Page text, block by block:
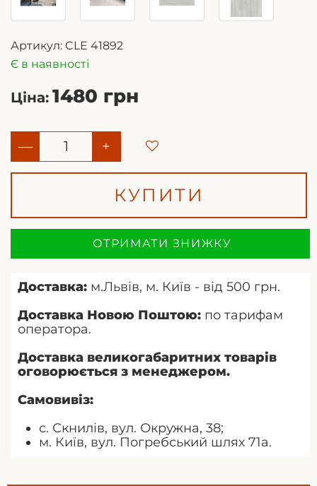
Артикул: CLE 41892
Є в наявності
Ціна: 1480 грн
— +
КУПИТИ
ОТРИМАТИ ЗНИЖКУ
Доставка: м.Львів, м. Київ - від 500 грн.
Доставка Новою Поштою: по тарифам
оператора.
Доставка великогабаритних товарів
оговорюється з менеджером.
Самовивіз:
с. Скнилів, вул. Окружна, 38;
м. Київ, вул. Погребський шлях 71а.